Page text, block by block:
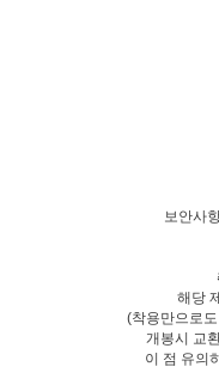
보안사
해당
(착용만으로
개봉시 교
이 점 유의